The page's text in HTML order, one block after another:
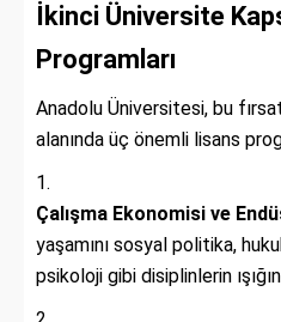
İkinci Üniversite
Programları
Anadolu Üniversitesi, bu
alanında üç önemli lisans
Çalışma Ekonomisi ve
yaşamını sosyal politika,
psikoloji gibi disiplinlerin